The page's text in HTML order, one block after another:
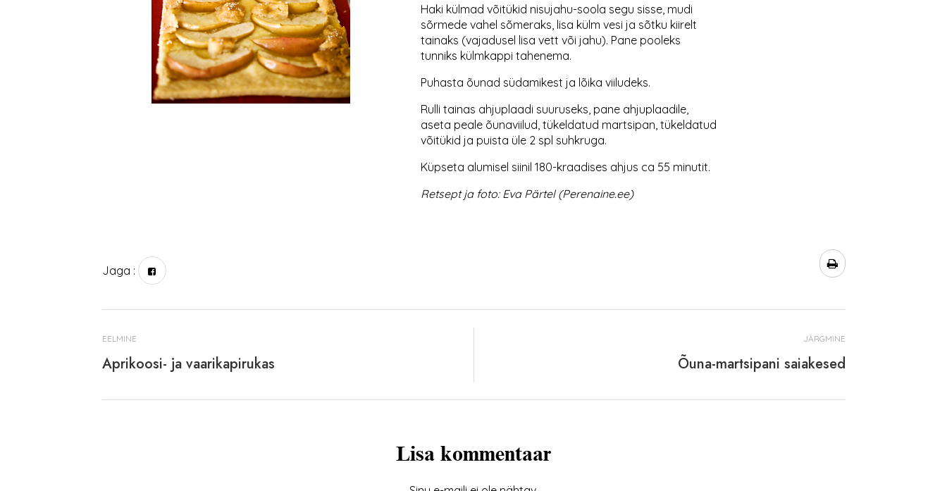
Haki külmad võitükid nisujahu-soola segu sisse, mudi
sõrmede vahel sõmeraks, lisa külm vesi ja sõtku kiirelt
tainaks (vajadusel lisa vett või jahu). Pane pooleks
tunniks külmkappi tahenema.
Puhasta õunad südamikest ja lõika viiludeks.
Rulli tainas ahjuplaadi suuruseks, pane ahjuplaadile,
aseta peale õunaviilud, tükeldatud martsipan, tükeldatud
võitükid ja puista üle 2 spl suhkruga.
Küpseta alumisel siinil 180-kraadises ahjus ca 55 minutit.
Retsept ja foto: Eva Pärtel (Perenaine.ee)
Jaga :
EELMINE
Aprikoosi- ja vaarikapirukas
JÄRGMINE
Õuna-martsipani saiakesed
Lisa kommentaar